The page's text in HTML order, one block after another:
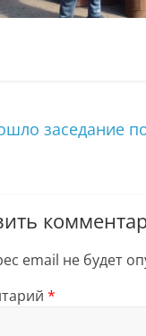
заседание
email не будет
*